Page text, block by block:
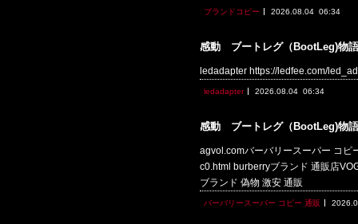
ブランドコピー 2026.08.04 06:34
感動 ブートレグ（BootLeg)物語
ledadapter https://ledfee.com/
ledadapter 2026.08.04 06:34
感動 ブートレグ（BootLeg)物語
agvol.comバーバリースーパー コピ
c0.html burberryブランド 通販店
ブランド 偽物 激安 通販
バーバリースーパー コピー 通販